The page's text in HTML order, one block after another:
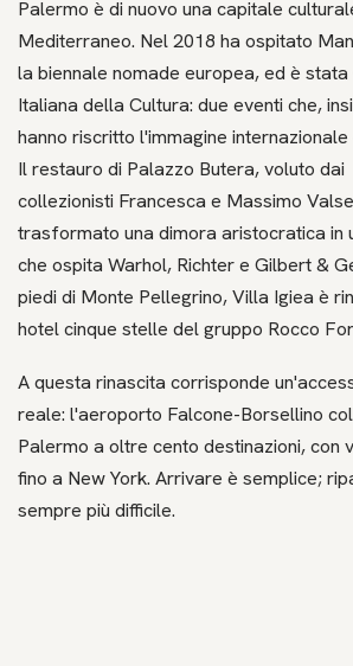
Palermo è di nuovo una capitale
Mediterraneo. Nel 2018 ha ospitato
la biennale nomade europea, ed è
Italiana della Cultura: due eventi che,
hanno riscritto l'immagine
Il restauro di Palazzo Butera, voluto dai
collezionisti Francesca e Massimo
trasformato una dimora aristocratica in
che ospita Warhol, Richter e Gilbert &
piedi di Monte Pellegrino, Villa Igiea è
hotel cinque stelle del gruppo Rocco
A questa rinascita corrisponde
reale: l'aeroporto Falcone-Borsellino
Palermo a oltre cento destinazioni, con
fino a New York. Arrivare è semplice;
sempre più difficile.